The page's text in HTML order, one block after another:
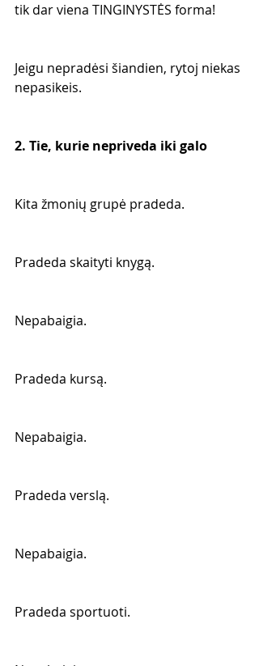
tik dar viena TINGINYSTĖS forma!
Jeigu nepradėsi šiandien, rytoj niekas
nepasikeis.
2. Tie, kurie nepriveda iki galo
Kita žmonių grupė pradeda.
Pradeda skaityti knygą.
Nepabaigia.
Pradeda kursą.
Nepabaigia.
Pradeda verslą.
Nepabaigia.
Pradeda sportuoti.